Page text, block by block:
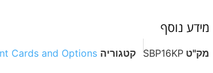
מידע נוסף
מק"ט SBP16KP קטגוריה Cards and Options